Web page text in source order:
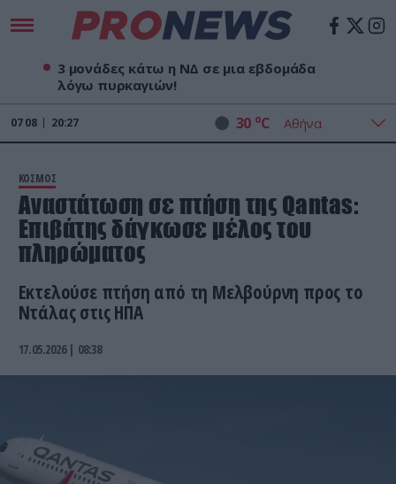
3 μονάδες κάτω η ΝΔ σε μια εβδομάδα
λόγω πυρκαγιών!
07 08 20:27 30 oC
ΚΟΣΜΟΣ
Αναστάτωση σε πτήση της Qantas:
Επιβάτης δάγκωσε μέλος του
πληρώματος
Εκτελούσε πτήση από τη Μελβούρνη προς το
Ντάλας στις ΗΠΑ
17.05.2026 | 08:38